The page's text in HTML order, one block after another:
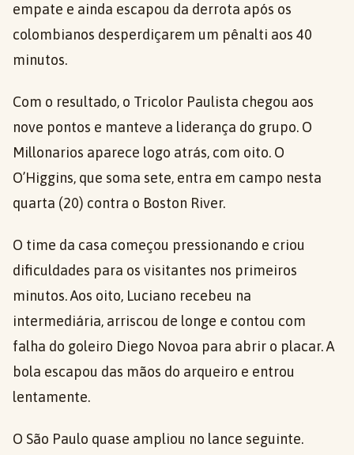
empate e ainda escapou da derrota após os
colombianos desperdiçarem um pênalti aos 40
minutos.
Com o resultado, o Tricolor Paulista chegou aos
nove pontos e manteve a liderança do grupo. O
Millonarios aparece logo atrás, com oito. O
O’Higgins, que soma sete, entra em campo nesta
quarta (20) contra o Boston River.
O time da casa começou pressionando e criou
dificuldades para os visitantes nos primeiros
minutos. Aos oito, Luciano recebeu na
intermediária, arriscou de longe e contou com
falha do goleiro Diego Novoa para abrir o placar. A
bola escapou das mãos do arqueiro e entrou
lentamente.
O São Paulo quase ampliou no lance seguinte.